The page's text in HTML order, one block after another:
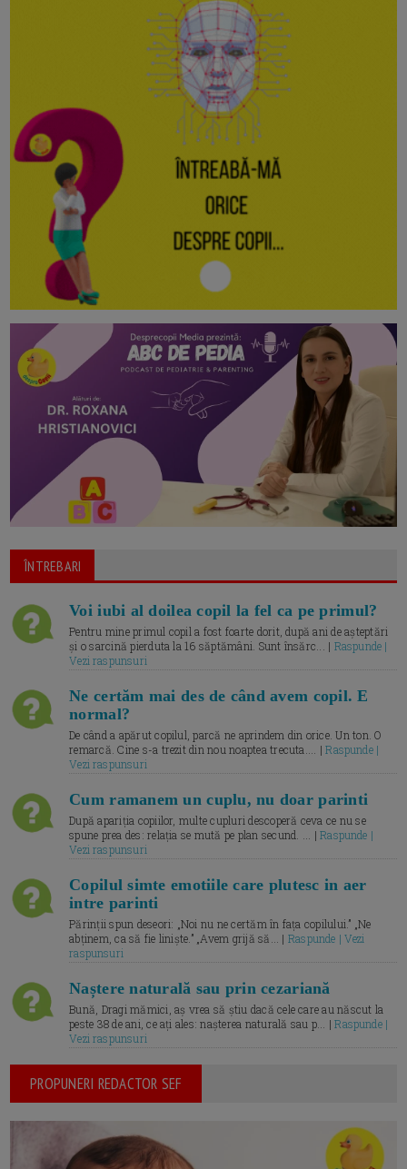
ÎNTREBARI
Voi iubi al doilea copil la fel ca pe primul?
Pentru mine primul copil a fost foarte dorit, după ani de așteptări
și o sarcină pierduta la 16 săptămâni. Sunt însărc... | Raspunde |
Vezi raspunsuri
Ne certăm mai des de când avem copil. E
normal?
De când a apărut copilul, parcă ne aprindem din orice. Un ton. O
remarcă. Cine s-a trezit din nou noaptea trecuta.... |Raspunde |
Vezi raspunsuri
Cum ramanem un cuplu, nu doar parinti
După apariția copiilor, multe cupluri descoperă ceva ce nu se
spune prea des: relația se mută pe plan secund. ... |Raspunde |
Vezi raspunsuri
Copilul simte emotiile care plutesc in aer
intre parinti
Părinții spun deseori: „Noi nu ne certăm în fața copilului.” „Ne
abținem, ca să fie liniște.” „Avem grijă să... | Raspunde | Vezi
raspunsuri
Naștere naturală sau prin cezariană
Bună, Dragi mămici, aș vrea să știu dacă cele care au născut la
peste 38 de ani, ce ați ales: nașterea naturală sau p... |Raspunde |
Vezi raspunsuri
PROPUNERI REDACTOR SEF